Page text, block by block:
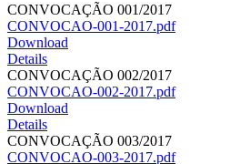
CONVOCAÇÃO 001/2017
CONVOCAO-001-2017.pdf
Download
Details
CONVOCAÇÃO 002/2017
CONVOCAO-002-2017.pdf
Download
Details
CONVOCAÇÃO 003/2017
CONVOCAO-003-2017.pdf